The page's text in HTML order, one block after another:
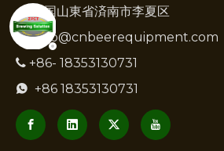
 中国山東省済南市李夏区
 info@cnbeerequipment.com
 +86- 18353130731
 +86 18353130731